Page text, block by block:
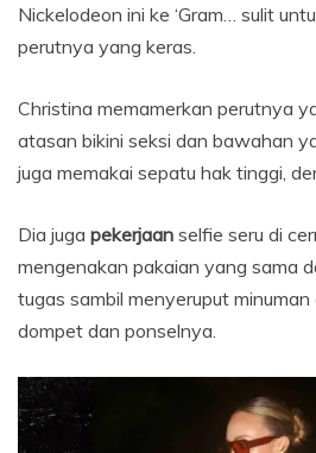
Nickelodeon ini ke ‘Gram… sulit
perutnya yang keras.
Christina memamerkan perutnya
atasan bikini seksi dan bawahan
juga memakai sepatu hak tinggi,
Dia juga pekerjaan selfie seru di
mengenakan pakaian yang sama
tugas sambil menyeruput
dompet dan ponselnya.